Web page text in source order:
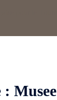
: Musee